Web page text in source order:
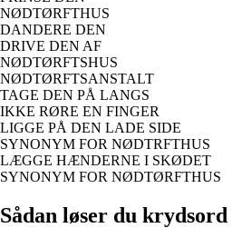
NØDTØRFTHUS
DANDERE DEN
DRIVE DEN AF
NØDTØRFTSHUS
NØDTØRFTSANSTALT
TAGE DEN PÅ LANGS
IKKE RØRE EN FINGER
LIGGE PÅ DEN LADE SIDE
SYNONYM FOR NØDTRFTHUS
LÆGGE HÆNDERNE I SKØDET
SYNONYM FOR NØDTØRFTHUS
Sådan løser du